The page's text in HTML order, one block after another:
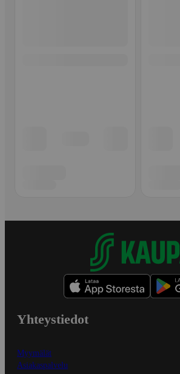
Yhteystiedot
Myymälät
Asiakaspalvelu